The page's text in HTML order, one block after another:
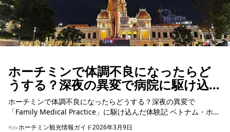
ホーチミンで体調不良になったらど
うする？深夜の異変で病院に駆け込ん
だ話
ホーチミンで体調不良になったらどうする？深夜の異変で
「Family Medical Practice」に駆け込んだ体験記 ベトナム・ホー
チミンでの生活。順...
ホーチミン観光情報ガイド2026年3月9日